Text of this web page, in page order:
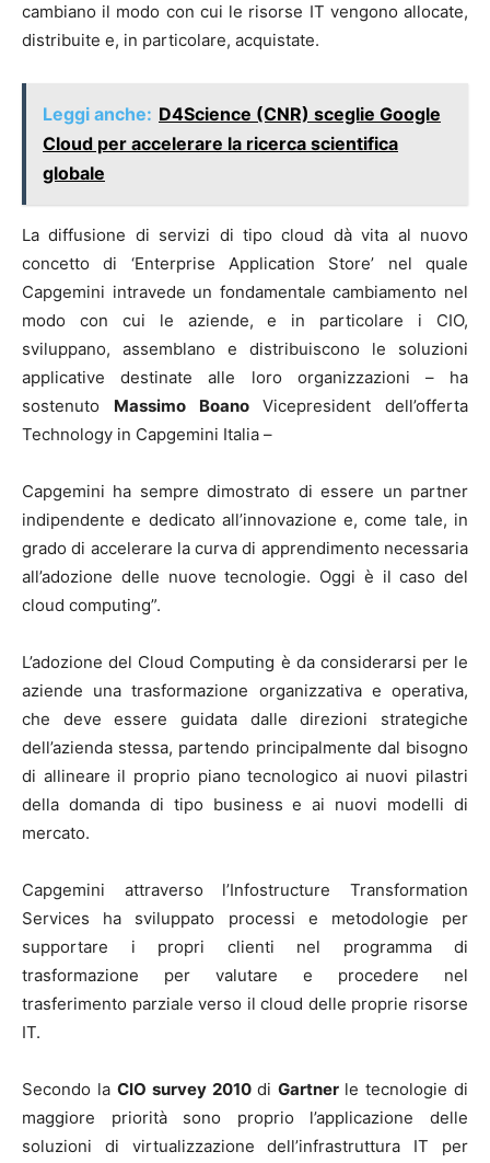
cambiano il modo con cui le risorse IT vengono allocate,
distribuite e, in particolare, acquistate.
Leggi anche: D4Science (CNR) sceglie Google
Cloud per accelerare la ricerca scientifica
globale
La diffusione di servizi di tipo cloud dà vita al nuovo
concetto di ‘Enterprise Application Store’ nel quale
Capgemini intravede un fondamentale cambiamento nel
modo con cui le aziende, e in particolare i CIO,
sviluppano, assemblano e distribuiscono le soluzioni
applicative destinate alle loro organizzazioni – ha
sostenuto Massimo BoanoVicepresident dell’offerta
Technology in Capgemini Italia –
Capgemini ha sempre dimostrato di essere un partner
indipendente e dedicato all’innovazione e, come tale, in
grado di accelerare la curva di apprendimento necessaria
all’adozione delle nuove tecnologie. Oggi è il caso del
cloud computing”.
L’adozione del Cloud Computing è da considerarsi per le
aziende una trasformazione organizzativa e operativa,
che deve essere guidata dalle direzioni strategiche
dell’azienda stessa, partendo principalmente dal bisogno
di allineare il proprio piano tecnologico ai nuovi pilastri
della domanda di tipo business e ai nuovi modelli di
mercato.
Capgemini attraverso l’Infostructure Transformation
Services ha sviluppato processi e metodologie per
supportare i propri clienti nel programma di
trasformazione per valutare e procedere nel
trasferimento parziale verso il cloud delle proprie risorse
IT.
Secondo la CIO survey 2010 di Gartner le tecnologie di
maggiore priorità sono proprio l’applicazione delle
soluzioni di virtualizzazione dell’infrastruttura IT per